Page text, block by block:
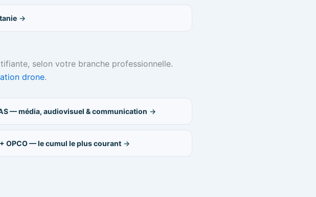
selon votre branche professionnelle.
drone.
— média, audiovisuel & communication
OPCO — le cumul le plus courant